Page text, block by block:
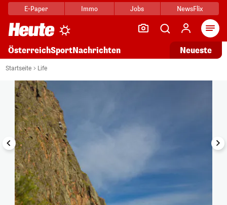
E-Paper Immo Jobs NewsFlix
ÖsterreichSportNachrichten Neueste
Startseite Life
1/18